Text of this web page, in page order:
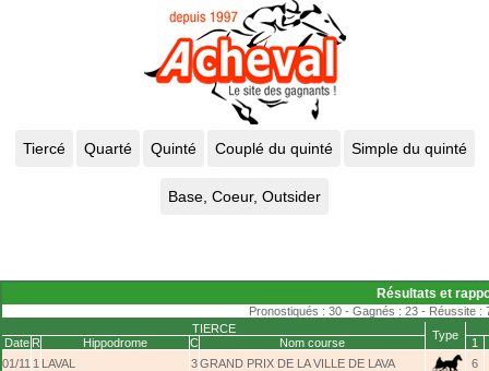
Résultats et
Pronostiqués : 30 - Gagnés : 23 - Réussite :
TIERCE
Type
Date R Hippodrome C Nom course
1
01/11 1 LAVAL 3GRAND PRIX DE LA VILLE DE LAVA 6